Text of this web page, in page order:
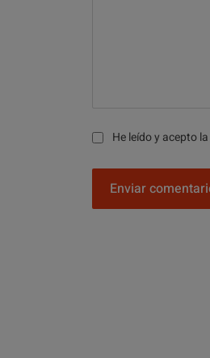
He leído y acepto la
Enviar